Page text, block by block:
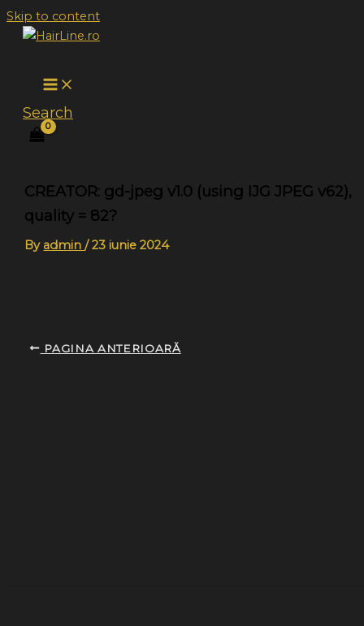
Skip to content
Search
CREATOR: gd-jpeg v1.0 (using IJG JPEG v62),
quality = 82?
By admin/23 iunie 2024
PAGINA ANTERIOARĂ